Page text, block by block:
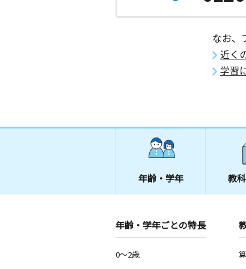
なお、
近く
学習
年齢・学年 教
年齢・学年ごとの特長
0～2歳